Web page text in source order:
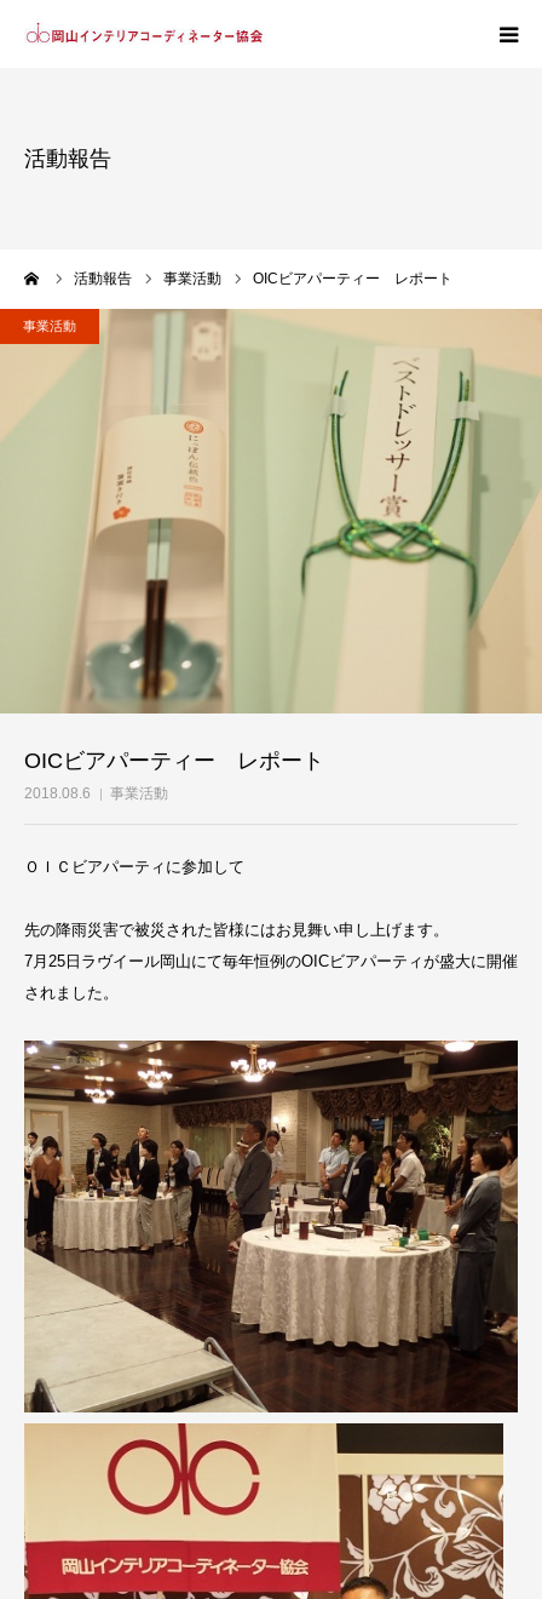
活動報告
活動報告 事業活動 OICビアパーティー レポート
事業活動
OICビアパーティー レポート
2018.08.6 事業活動
ＯＩＣビアパーティに参加して
先の降雨災害で被災された皆様にはお見舞い申し上げます。
7月25日ラヴイール岡山にて毎年恒例のOICビアパーティが盛大に開催
されました。
協会紹介
入会案内